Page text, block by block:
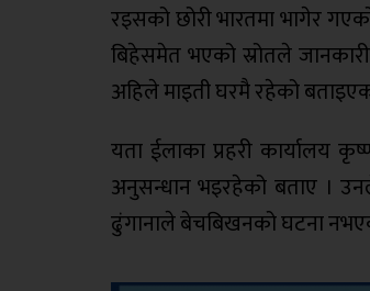
रइसको छोरी भारतमा भागेर
बिहेसमेत भएको स्रोतले
अहिले माइती घरमै रहेको
यता ईलाका प्रहरी कार्यालय
अनुसन्धान भइरहेको बताए ।
ढुंगानाले बेचबिखनको घटना